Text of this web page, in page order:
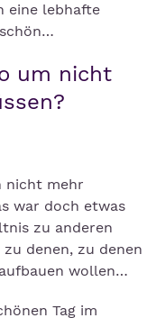
eine lebhafte
um nicht
nicht mehr
war doch etwas
zu anderen
denen, zu denen
wollen…
Tag im